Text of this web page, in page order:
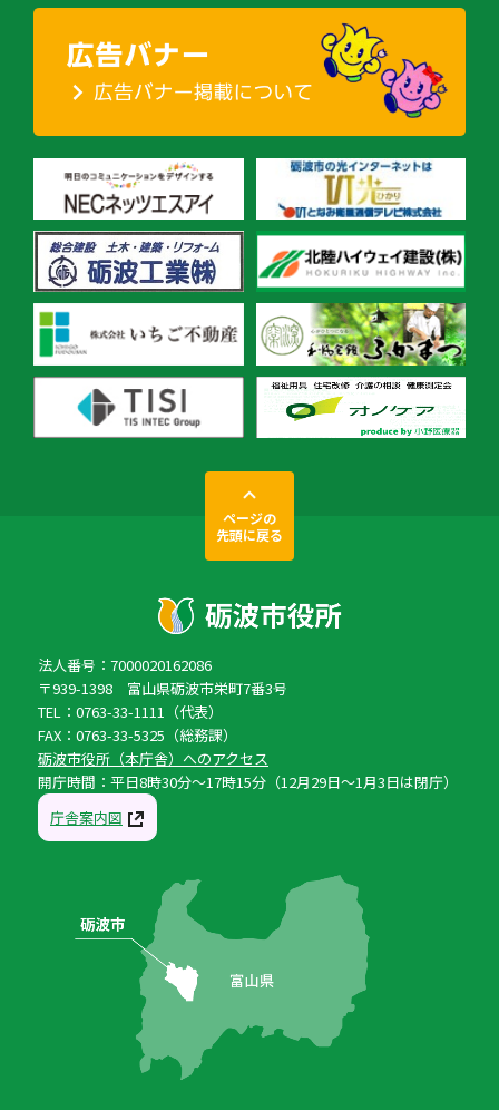
ページの
先頭に戻る
法人番号：7000020162086
〒939-1398 富山県砺波市栄町7番3号
TEL：0763-33-1111（代表）
FAX：0763-33-5325（総務課）
砺波市役所（本庁舎）へのアクセス
開庁時間：平日8時30分〜17時15分（12月29日〜1月3日は閉庁）
庁舎案内図